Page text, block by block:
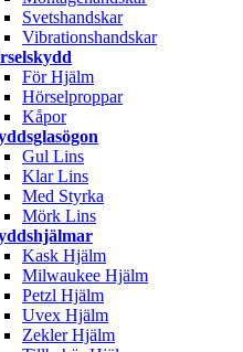
Svetshandskar
Vibrationshandskar
För Hjälm
Hörselproppar
Kåpor
Gul Lins
Klar Lins
Med Styrka
Mörk Lins
Kask Hjälm
Milwaukee Hjälm
Petzl Hjälm
Uvex Hjälm
Zekler Hjälm